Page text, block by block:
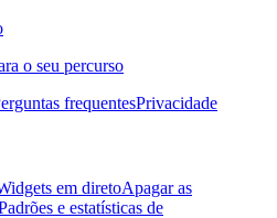
o seu percurso
frequentesPrivacidade
em diretoApagar as
e estatísticas de